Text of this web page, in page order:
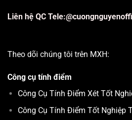
Liên hệ QC
Theo dõi chúng tôi trên MXH:
Công cụ tính điểm
Công Cụ Tính Điểm Xét Tốt
Công Cụ Tính Điểm Tốt Nghiệp